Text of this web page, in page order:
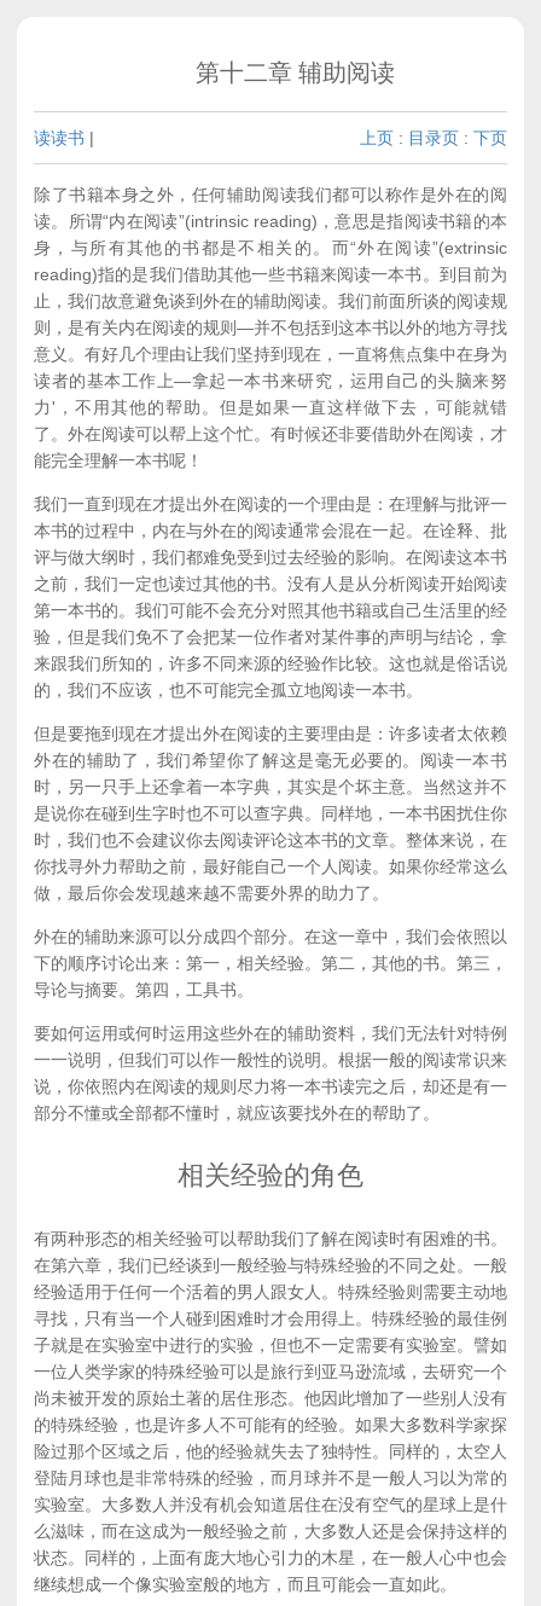
第十二章 辅助阅读
读读书 | 上页 : 目录页 : 下页
除了书籍本身之外，任何辅助阅读我们都可以称作是外在的阅
读。所谓“内在阅读”(intrinsic reading)，意思是指阅读书籍的本
身，与所有其他的书都是不相关的。而“外在阅读”(extrinsic
reading)指的是我们借助其他一些书籍来阅读一本书。到目前为
止，我们故意避免谈到外在的辅助阅读。我们前面所谈的阅读规
则，是有关内在阅读的规则—并不包括到这本书以外的地方寻找
意义。有好几个理由让我们坚持到现在，一直将焦点集中在身为
读者的基本工作上—拿起一本书来研究，运用自己的头脑来努
力'，不用其他的帮助。但是如果一直这样做下去，可能就错
了。外在阅读可以帮上这个忙。有时候还非要借助外在阅读，才
能完全理解一本书呢！
我们一直到现在才提出外在阅读的一个理由是：在理解与批评一
本书的过程中，内在与外在的阅读通常会混在一起。在诠释、批
评与做大纲时，我们都难免受到过去经验的影响。在阅读这本书
之前，我们一定也读过其他的书。没有人是从分析阅读开始阅读
第一本书的。我们可能不会充分对照其他书籍或自己生活里的经
验，但是我们免不了会把某一位作者对某件事的声明与结论，拿
来跟我们所知的，许多不同来源的经验作比较。这也就是俗话说
的，我们不应该，也不可能完全孤立地阅读一本书。
但是要拖到现在才提出外在阅读的主要理由是：许多读者太依赖
外在的辅助了，我们希望你了解这是毫无必要的。阅读一本书
时，另一只手上还拿着一本字典，其实是个坏主意。当然这并不
是说你在碰到生字时也不可以查字典。同样地，一本书困扰住你
时，我们也不会建议你去阅读评论这本书的文章。整体来说，在
你找寻外力帮助之前，最好能自己一个人阅读。如果你经常这么
做，最后你会发现越来越不需要外界的助力了。
外在的辅助来源可以分成四个部分。在这一章中，我们会依照以
下的顺序讨论出来：第一，相关经验。第二，其他的书。第三，
导论与摘要。第四，工具书。
要如何运用或何时运用这些外在的辅助资料，我们无法针对特例
一一说明，但我们可以作一般性的说明。根据一般的阅读常识来
说，你依照内在阅读的规则尽力将一本书读完之后，却还是有一
部分不懂或全部都不懂时，就应该要找外在的帮助了。
相关经验的角色
有两种形态的相关经验可以帮助我们了解在阅读时有困难的书。
在第六章，我们已经谈到一般经验与特殊经验的不同之处。一般
经验适用于任何一个活着的男人跟女人。特殊经验则需要主动地
寻找，只有当一个人碰到困难时才会用得上。特殊经验的最佳例
子就是在实验室中进行的实验，但也不一定需要有实验室。譬如
一位人类学家的特殊经验可以是旅行到亚马逊流域，去研究一个
尚未被开发的原始土著的居住形态。他因此增加了一些别人没有
的特殊经验，也是许多人不可能有的经验。如果大多数科学家探
险过那个区域之后，他的经验就失去了独特性。同样的，太空人
登陆月球也是非常特殊的经验，而月球并不是一般人习以为常的
实验室。大多数人并没有机会知道居住在没有空气的星球上是什
么滋味，而在这成为一般经验之前，大多数人还是会保持这样的
状态。同样的，上面有庞大地心引力的木星，在一般人心中也会
继续想成一个像实验室般的地方，而且可能会一直如此。